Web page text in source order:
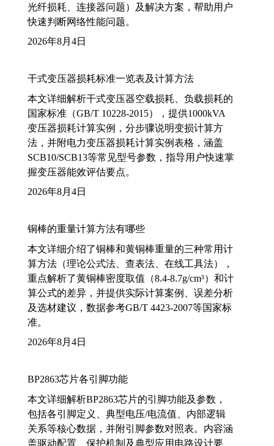
光纤损耗、连接器问题）及解决方案，帮助用户
快速判断网络性能问题。
2026年8月4日
干式变压器损耗标准一览表及计算方法
本文详细解析干式变压器空载损耗、负载损耗的
国家标准（GB/T 10228-2015），提供1000kVA
变压器损耗计算实例，分步骤说明变损计算方
法，并附电力变压器损耗计算实例表格，涵盖
SCB10/SCB13等常见型号参数，指导用户快速掌
握变压器能效评估要点。
2026年8月4日
铜棒的重量计算方法有哪些
本文详细介绍了铜棒和黄铜棒重量的三种常用计
算方法（理论公式法、查表法、在线工具法），
重点解析了黄铜棒密度取值（8.4-8.7g/cm³）和计
算公式的差异，并提供实际计算案例、误差分析
及选材建议，数据参考GB/T 4423-2007等国家标
准。
2026年8月4日
BP2863芯片各引脚功能
本文详细解析BP2863芯片的引脚功能及参数，
包括各引脚定义、典型电压/电流值、内部逻辑
关系等核心数据，并附引脚参数对照表。内容涵
盖驱动配置、保护机制及典型应用电路设计要